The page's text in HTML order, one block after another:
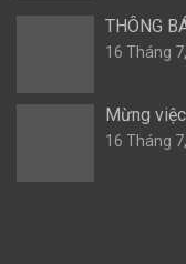
THÔNG
16 Tháng
Mừng
16 Tháng